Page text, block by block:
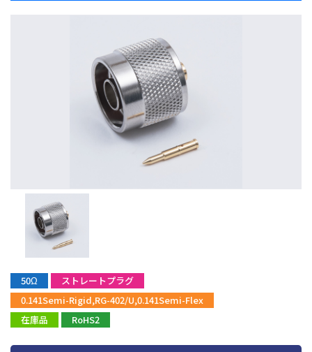
50Ω
ストレートプラグ
0.141Semi-Rigid,RG-402/U,0.141Semi-Flex
在庫品
RoHS2